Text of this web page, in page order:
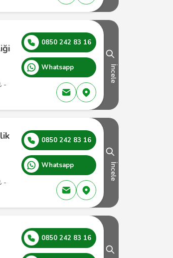
-
0850 242 83 16
Whatsapp İncele
-
0850 242 83 16
Whatsapp İncele
0850 242 83 16